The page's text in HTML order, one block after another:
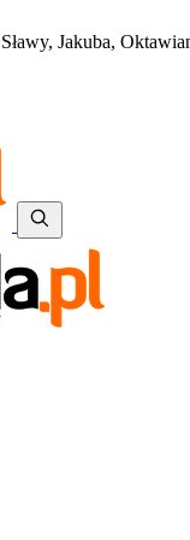
Sławy, Jakuba,